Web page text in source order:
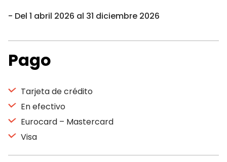
Del 1 abril 2026 al 31 diciembre 2026
Pago
Tarjeta de crédito
En efectivo
Eurocard – Mastercard
Visa